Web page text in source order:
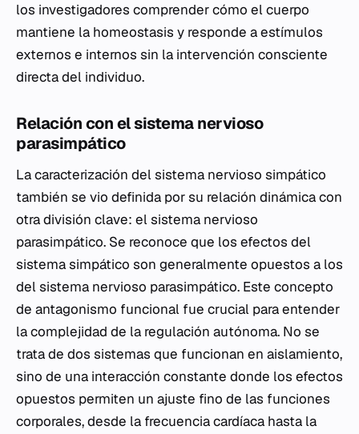
los investigadores comprender cómo el cuerpo
mantiene la homeostasis y responde a estímulos
externos e internos sin la intervención consciente
directa del individuo.
Relación con el sistema nervioso
parasimpático
La caracterización del sistema nervioso simpático
también se vio definida por su relación dinámica con
otra división clave: el sistema nervioso
parasimpático. Se reconoce que los efectos del
sistema simpático son generalmente opuestos a los
del sistema nervioso parasimpático. Este concepto
de antagonismo funcional fue crucial para entender
la complejidad de la regulación autónoma. No se
trata de dos sistemas que funcionan en aislamiento,
sino de una interacción constante donde los efectos
opuestos permiten un ajuste fino de las funciones
corporales, desde la frecuencia cardíaca hasta la